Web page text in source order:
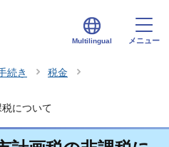
Multilingual メニュー
続き
税金
について